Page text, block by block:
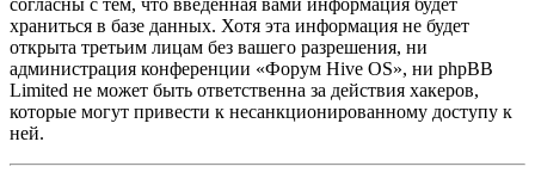
согласны с тем, что введённая вами информация будет
храниться в базе данных. Хотя эта информация не будет
открыта третьим лицам без вашего разрешения, ни
администрация конференции «Форум Hive OS», ни phpBB
Limited не может быть ответственна за действия хакеров,
которые могут привести к несанкционированному доступу к
ней.